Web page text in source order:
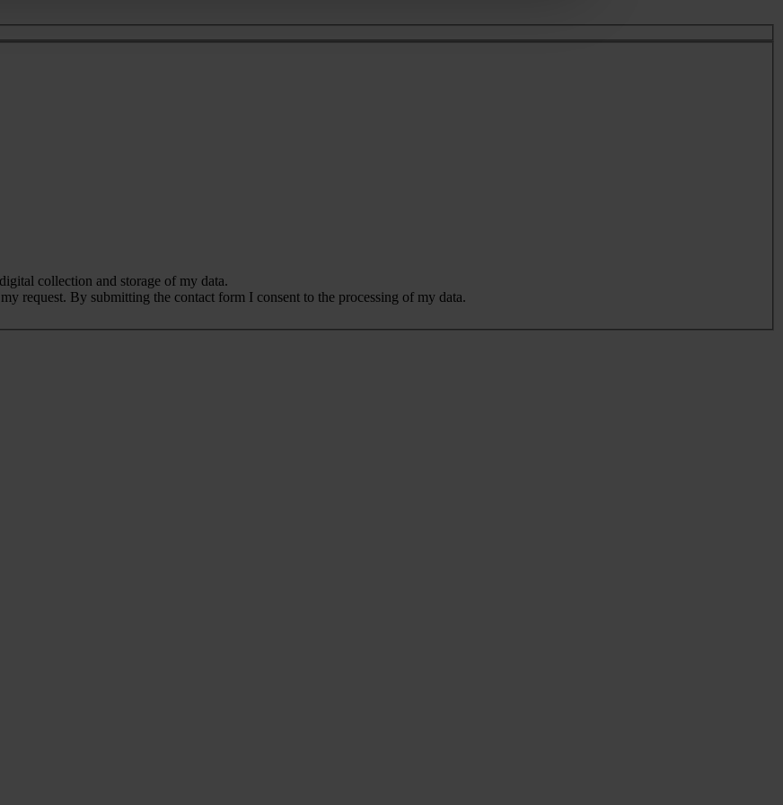
collection and storage of my data.
request. By submitting the contact form I consent to the processing of my data.